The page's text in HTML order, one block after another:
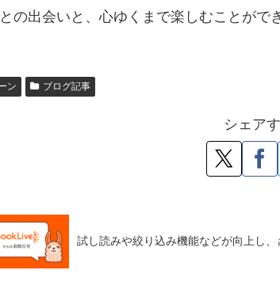
の出会いと、心ゆくまで楽しむことがで
ン ブログ記事
シェア
試し読みや絞り込み機能などが向上し、